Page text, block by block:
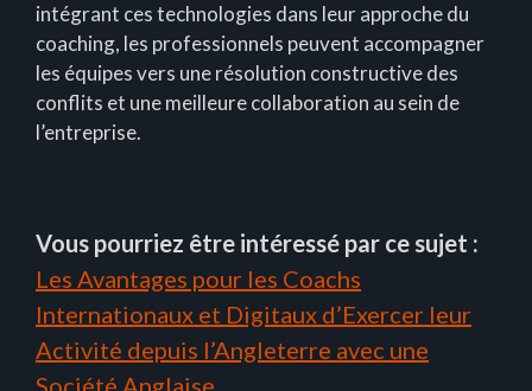
intégrant ces technologies dans leur approche du
coaching, les professionnels peuvent accompagner
les équipes vers une résolution constructive des
conflits et une meilleure collaboration au sein de
l’entreprise.
Vous pourriez être intéressé par ce sujet :
Les Avantages pour les Coachs
Internationaux et Digitaux d’Exercer leur
Activité depuis l’Angleterre avec une
Société Anglaise